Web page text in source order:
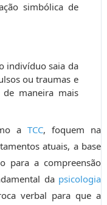
simbólica de
indivíduo saia da
ou traumas e
de maneira mais
aTCC, foquem na
atuais, a base
para a compreensão
da psicologia
verbal para que a